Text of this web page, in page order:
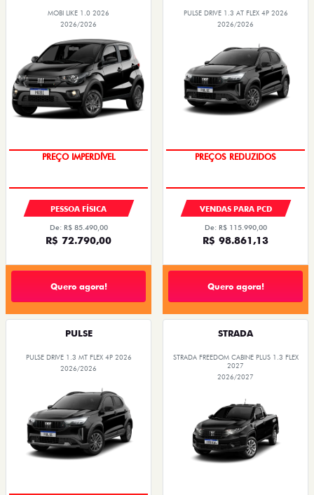
MOBI LIKE 1.0 2026
SUPER DESCONTO
PESSOA FÍSICA
De: R$ 85.490,00
R$ 72.790,00
Quero agora!
PULSE DRIVE 1.3 AT FLEX 4P 2026
OPORTUNIDADE
VENDAS PARA PCD
De: R$ 115.990,00
R$ 98.861,13
Quero agora!
PULSE DRIVE 1.3 MT FLEX 4P 2026
STRADA FREEDOM CABINE PLUS 1.3 FLEX
2027